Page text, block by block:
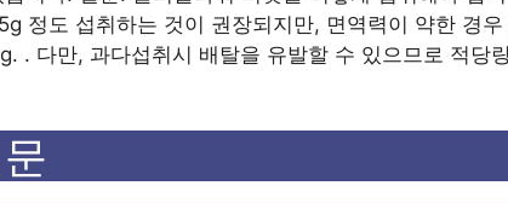
정도 섭취하는 것이 권장되지만, 면역력이 약한 경
. 다만, 과다섭취시 배탈을 유발할 수 있으므로 적당